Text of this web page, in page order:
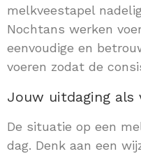
melkveestapel
Nochtans werken
eenvoudige en
voeren zodat de
Jouw uitdaging als
De situatie op een
dag. Denk aan een